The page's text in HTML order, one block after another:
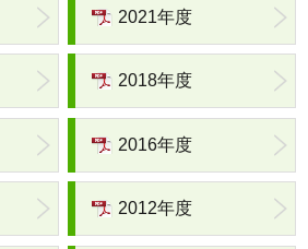
2021年度
2018年度
2016年度
2012年度